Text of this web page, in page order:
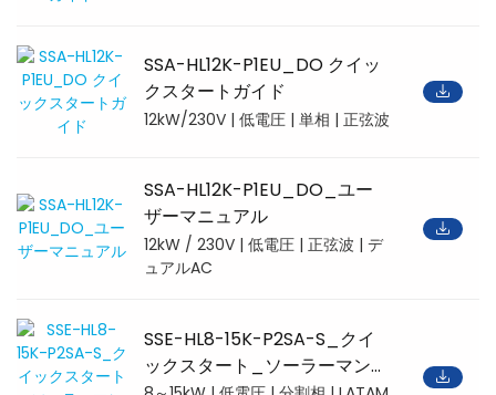
SSA-HL12K-P1EU_DO クイッ
クスタートガイド
12kW/230V | 低電圧 | 単相 | 正弦波
SSA-HL12K-P1EU_DO_ユー
ザーマニュアル
12kW / 230V | 低電圧 | 正弦波 | デ
ュアルAC
SSE-HL8-15K-P2SA-S_クイ
ックスタート_ソーラーマン